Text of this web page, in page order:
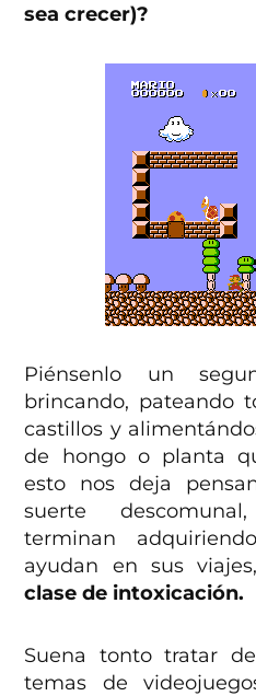
sea crecer)?
Piénsenlo un
brincando, pateando
castillos y
de hongo o planta
esto nos deja
suerte
terminan
ayudan en sus viajes,
clase de intoxicación.
Suena tonto tratar
temas de